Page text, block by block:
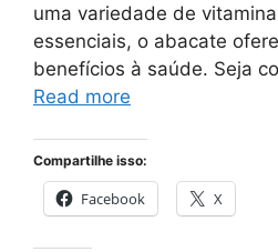
uma variedade de
essenciais, o abacate
benefícios à saúde. Seja
Read more
Compartilhe isso:
Facebook X